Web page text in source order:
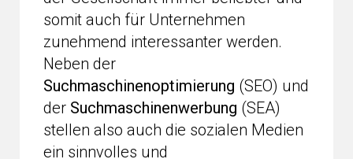
somit auch für Unternehmen
zunehmend interessanter werden.
Neben der
Suchmaschinenoptimierung (SEO) und
der Suchmaschinenwerbung (SEA)
stellen also auch die sozialen Medien
ein sinnvolles und